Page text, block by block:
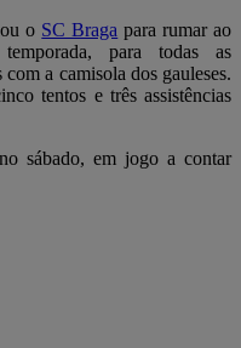
o SC Braga para rumar ao
para todas as
a camisola dos gauleses.
tentos e três assistências
no sábado, em jogo a contar